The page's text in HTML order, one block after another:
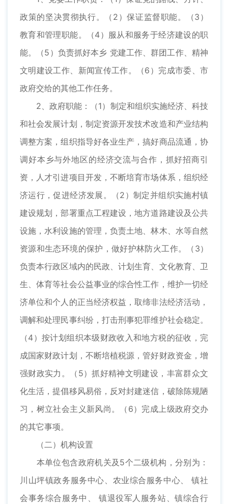
政策的坚决贯彻执行。（2）保证监督职能。（3）
教育和管理职能。（4）服从和服务于经济建设的职
能。（5）负责抓好本乡 党建工作、群团工作、精神
文明建设工作、新闻宣传工作。（6）完成市委、市
政府交给的其他工作任务。
2、政府职能：（1）制定和组织实施经济、科技
和社会发展计划，制定资源开发技术改造和产业结构
调整方案，组织指导好各业生产，搞好商品流通，协
调好本乡与外地区的经济交流与合作，抓好招商引
资，人才引进项目开发，不断培育市场体系，组织经
济运行，促进经济发展。（2）制定并组织实施村镇
建设规划，部署重点工程建设，地方道路建设及公共
设施，水利设施的管理，负责土地、林木、水等自然
资源和生态环境的保护，做好护林防火工作。（3）
负责本行政区域内的民政、计划生育、文化教育、卫
生、体育等社会公益事业的综合性工作，维护一切经
济单位和个人的正当经济权益，取缔非法经济活动，
调解和处理民事纠纷，打击刑事犯罪维护社会稳定。
（4）按计划组织本级财政收入和地方税的征收，完
成国家财政计划，不断培植税源，管好财政资金，增
强财政实力。（5）抓好精神文明建设，丰富群众文
化生活，提倡移风易俗，反对封建迷信，破除陈规陋
习，树立社会主义新风尚。（6）完成上级政府交办
的其它事项。
（二）机构设置
本单位包含政府机关及5个二级机构，分别为：
川山坪镇政务服务中心、农业综合服务中心、 镇社
会事务综合服务中、 镇退役军人服务站、镇综合行